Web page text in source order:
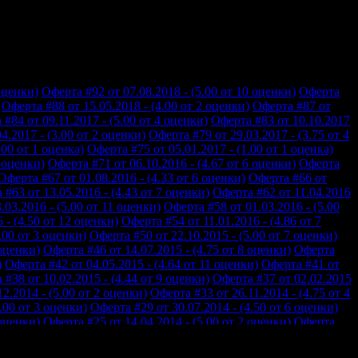
Оферта #92 от 07.08.2018 - (5.00 от 10 оценки) Оферта
Оферта #88 от 15.05.2018 - (4.00 от 2 оценки) Оферта #87 от
от 09.11.2017 - (5.00 от 4 оценки) Оферта #83 от 10.10.2017
- (3.00 от 2 оценки) Оферта #79 от 29.03.2017 - (3.75 от 4
от 1 оценка) Оферта #75 от 05.01.2017 - (1.00 от 1 оценка)
Оферта #71 от 06.10.2016 - (4.67 от 6 оценки) Оферта
#67 от 01.08.2016 - (4.33 от 6 оценки) Оферта #66 от
#63 от 13.05.2016 - (4.43 от 7 оценки) Оферта #62 от 11.04.2016
- (5.00 от 11 оценки) Оферта #58 от 01.03.2016 - (5.00
- (4.50 от 12 оценки) Оферта #54 от 11.01.2016 - (4.86 от 7
от 3 оценки) Оферта #50 от 22.10.2015 - (5.00 от 7 оценки)
Оферта #46 от 14.07.2015 - (4.75 от 8 оценки) Оферта
Оферта #42 от 04.05.2015 - (4.64 от 11 оценки) Оферта #41 от
#38 от 10.02.2015 - (4.44 от 9 оценки) Оферта #37 от 02.02.2015
- (5.00 от 2 оценки) Оферта #33 от 26.11.2014 - (4.75 от 4
от 3 оценки) Оферта #29 от 30.07.2014 - (4.50 от 6 оценки)
Оферта #25 от 14.04.2014 - (5.00 от 2 оценки) Оферта